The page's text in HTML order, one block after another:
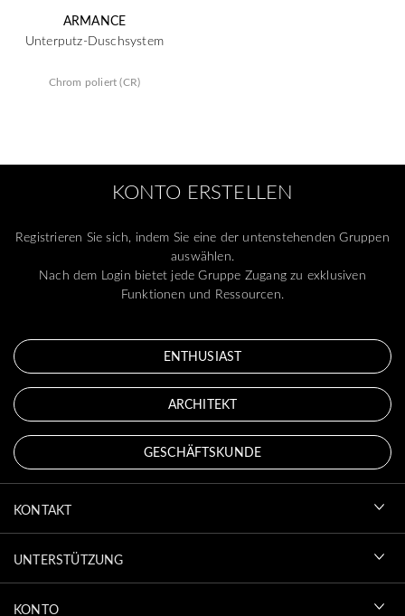
ARMANCE
Unterputz-Duschsystem
Chrom poliert (CR)
KONTO ERSTELLEN
Registrieren Sie sich, indem Sie eine der untenstehenden Gruppen
auswählen.
Nach dem Login bietet jede Gruppe Zugang zu exklusiven
Funktionen und Ressourcen.
ENTHUSIAST
ARCHITEKT
GESCHÄFTSKUNDE
KONTAKT
UNTERSTÜTZUNG
KONTO